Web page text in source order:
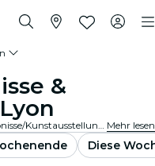
&
Immersive Erlebnisse, Immersive Kunsterlebnisse/Kunstausstellungen in Lyon, die die Wertschätzung von Ausstellungen durch in die Kunst integrierte Spitzentechnologie auf ein ganz neues Niveau bringen. Mehr lesen
Diese